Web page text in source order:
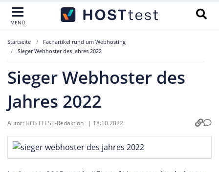
MENÜ
Startseite
Fachartikel rund um Webhosting
Sieger Webhoster des Jahres 2022
Sieger Webhoster des
Jahres 2022
Autor: HOSTTEST-Redaktion | 18.10.2022